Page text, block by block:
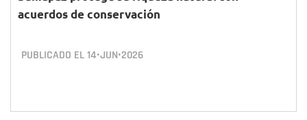
acuerdos de conservación
PUBLICADO EL14•JUN•2026